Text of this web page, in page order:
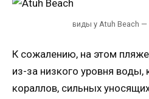
виды у Atuh Beach
К сожалению, на этом
из-за низкого уровня воды,
кораллов, сильных